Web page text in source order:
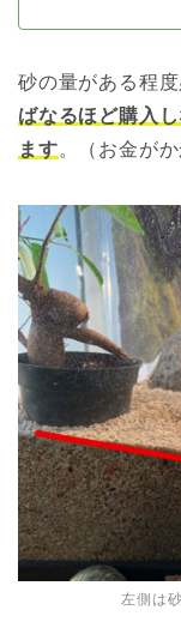
砂の量がある程度
ばなるほど購入
ます。（お金が
左側は